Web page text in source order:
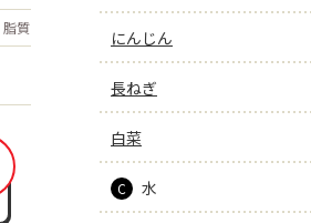
脂質 もっと見る
にんじん
長ねぎ
白菜
C 水